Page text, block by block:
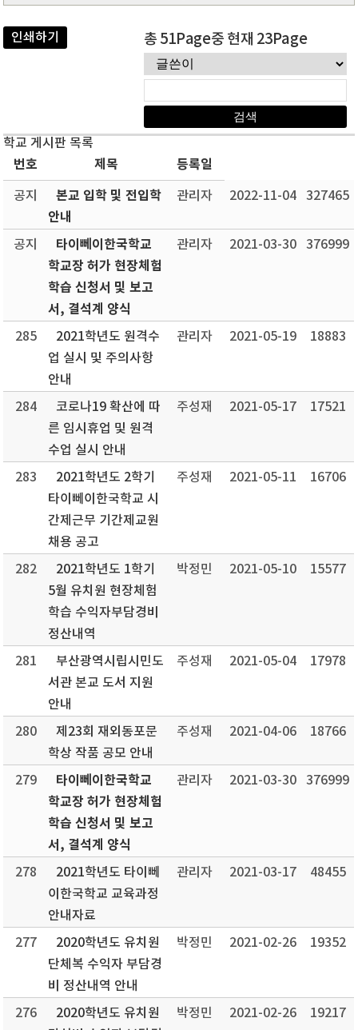
인쇄하기 총 51Page중 현재 23Page
학교 게시판 목록
번호 제목 등록일
공지
본교 입학 및 전입학
안내
관리자 2022-11-04 327465
공지
타이뻬이한국학교
학교장 허가 현장체험
학습 신청서 및 보고
서, 결석계 양식
관리자 2021-03-30 376999
285
2021학년도 원격수
업 실시 및 주의사항
안내
관리자 2021-05-19 18883
284
코로나19 확산에 따
른 임시휴업 및 원격
수업 실시 안내
주성재 2021-05-17 17521
283
2021학년도 2학기
타이뻬이한국학교 시
간제근무 기간제교원
채용 공고
주성재 2021-05-11 16706
282
2021학년도 1학기
5월 유치원 현장체험
학습 수익자부담경비
정산내역
박정민 2021-05-10 15577
281
부산광역시립시민도
서관 본교 도서 지원
안내
주성재 2021-05-04 17978
280
제23회 재외동포문
학상 작품 공모 안내
주성재 2021-04-06 18766
279
타이뻬이한국학교
학교장 허가 현장체험
학습 신청서 및 보고
서, 결석계 양식
관리자 2021-03-30 376999
278
2021학년도 타이뻬
이한국학교 교육과정
안내자료
관리자 2021-03-17 48455
277
2020학년도 유치원
단체복 수익자 부담경
비 정산내역 안내
박정민 2021-02-26 19352
276
2020학년도 유치원
박정민 2021-02-26 19217